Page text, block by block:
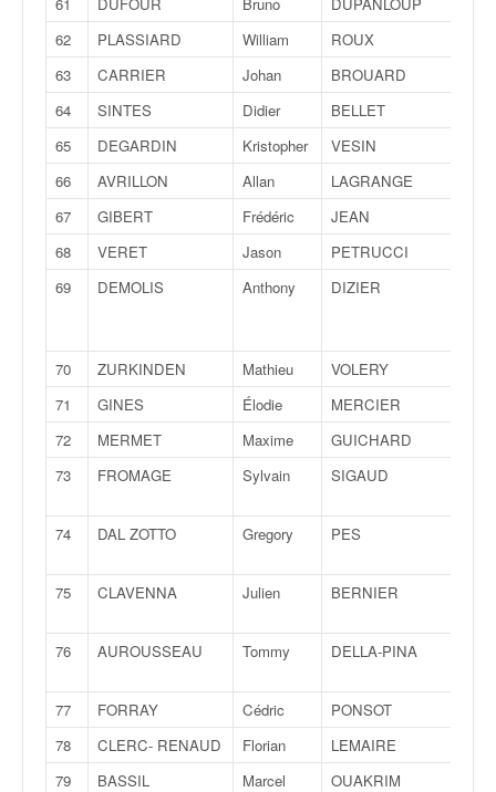
62
PLASSIARD William ROUX
63
CARRIER Johan BROUARD
64
SINTES Didier BELLET
65
DEGARDIN Kristopher VESIN
66
AVRILLON Allan LAGRANGE
67
GIBERT Frédéric JEAN
68
VERET Jason PETRUCCI
69
DEMOLIS Anthony DIZIER
70 ZURKINDEN Mathieu VOLERY
71
GINES Élodie MERCIER
72
MERMET Maxime GUICHARD
73
FROMAGE Sylvain SIGAUD
74 DAL ZOTTO Gregory PES
75 CLAVENNA Julien BERNIER
76 AUROUSSEAU Tommy DELLA-PINA
77 FORRAY Cédric PONSOT
78
CLERC- RENAUD Florian LEMAIRE
79
BASSIL Marcel OUAKRIM